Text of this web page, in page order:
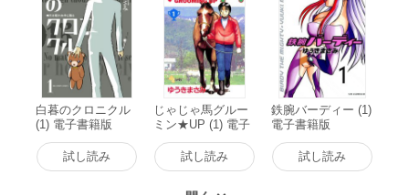
白暮のクロニクル
(1) 電子書籍版
試し読み
じゃじゃ馬グルー
ミン★UP (1) 電子
書籍版
試し読み
鉄腕バーディー (1)
電子書籍版
試し読み